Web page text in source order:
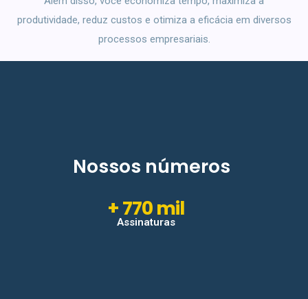
produtividade, reduz custos e otimiza a eficácia em diversos
processos empresariais.
Nossos números
+ 770 mil
Assinaturas